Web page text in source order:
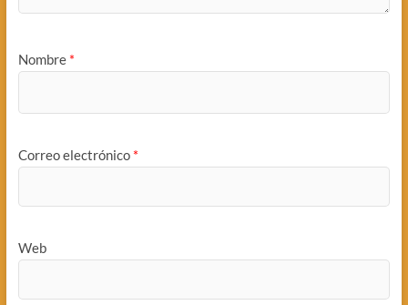
Nombre *
Correo electrónico *
Web